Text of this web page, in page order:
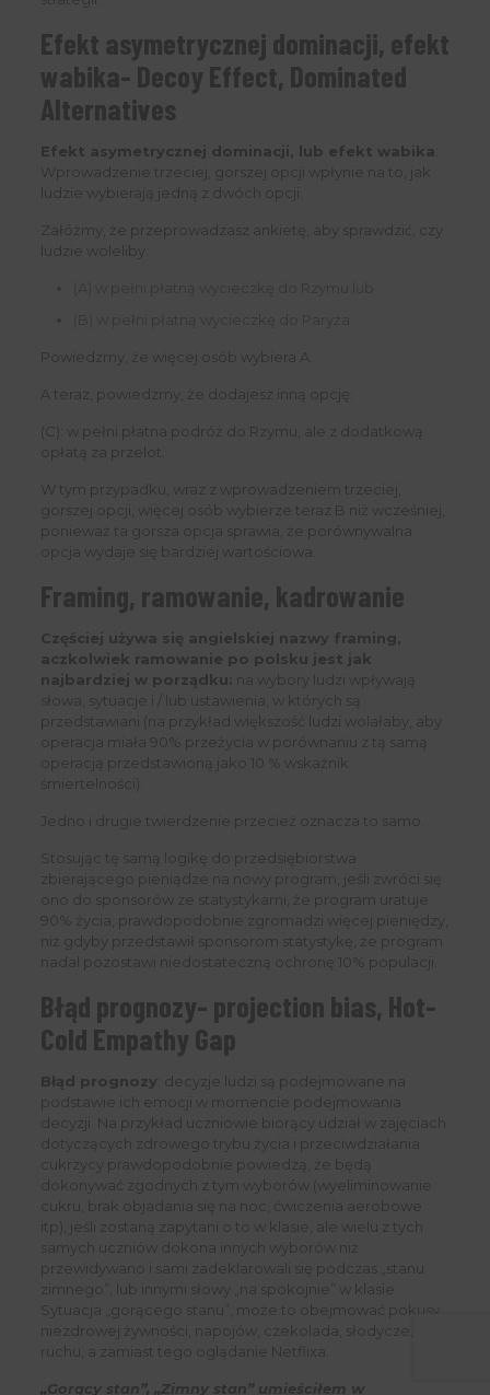
Efekt asymetrycznej dominacji, efekt
wabika- Decoy Effect, Dominated
Alternatives
Efekt asymetrycznej dominacji, lub efekt wabika
Wprowadzenie trzeciej, gorszej opcji wpłynie na to, jak
ludzie wybierają jedną z dwóch opcji.
Załóżmy, że przeprowadzasz ankietę, aby sprawdzić, czy
ludzie woleliby:
Powiedzmy, że więcej osób wybiera A.
A teraz, powiedzmy, że dodajesz inną opcję:
(C): w pełni płatna podróż do Rzymu, ale z dodatkową
opłatą za przelot.
W tym przypadku, wraz z wprowadzeniem trzeciej,
gorszej opcji, więcej osób wybierze teraz B niż wcześniej,
ponieważ ta gorsza opcja sprawia, że ​​porównywalna
opcja wydaje się bardziej wartościowa.
Framing, ramowanie, kadrowanie
Częściej używa się angielskiej nazwy framing,
aczkolwiek ramowanie po polsku jest jak
najbardziej w porządku: na wybory ludzi wpływają
słowa, sytuacje i / lub ustawienia, w których są
przedstawiani (na przykład większość ludzi wolałaby, aby
operacja miała 90% przeżycia w porównaniu z tą samą
operacją przedstawioną jako 10 % wskaźnik
śmiertelności).
Jedno i drugie twierdzenie przecież oznacza to samo.
Stosując tę ​​samą logikę do przedsiębiorstwa
zbierającego pieniądze na nowy program, jeśli zwróci się
ono do sponsorów ze statystykami, że program uratuje
90% życia, prawdopodobnie zgromadzi więcej pieniędzy,
niż gdyby przedstawił sponsorom statystykę, że program
nadal pozostawi niedostateczną ochronę 10% populacji.
Błąd prognozy- projection bias, Hot-
Cold Empathy Gap
Błąd prognozy : decyzje ludzi są podejmowane na
podstawie ich emocji w momencie podejmowania
decyzji. Na przykład uczniowie biorący udział w zajęciach
dotyczących zdrowego trybu życia i przeciwdziałania
cukrzycy prawdopodobnie powiedzą, że będą
dokonywać zgodnych z tym wyborów (wyeliminowanie
cukru, brak objadania się na noc, ćwiczenia aerobowe
itp), jeśli zostaną zapytani o to w klasie, ale wielu z tych
samych uczniów dokona innych wyborów niż
przewidywano i sami zadeklarowali się podczas „stanu
zimnego”, lub innymi słowy „na spokojnie” w klasie.
Sytuacja „gorącego stanu”, może to obejmować pokusy
niezdrowej żywności, napojów, czekolada, słodycze, brak
ruchu, a zamiast tego oglądanie Netflixa.
„Gorący stan”, „Zimny stan” umieściłem w